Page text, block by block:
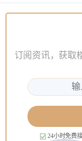
订阅资讯，获取
24小时免费